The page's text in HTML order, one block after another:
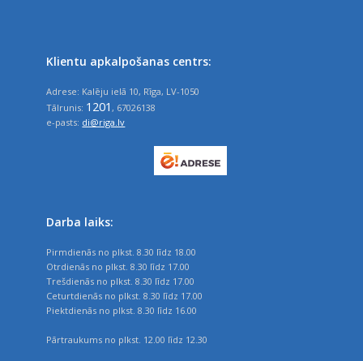
Klientu apkalpošanas centrs:
Adrese: Kalēju ielā 10, Rīga, LV-1050
Tālrunis: 1201 , 67026138
e-pasts: di@riga.lv
Darba laiks:
Pirmdienās no plkst. 8.30 līdz 18.00
Otrdienās no plkst. 8.30 līdz 17.00
Trešdienās no plkst. 8.30 līdz 17.00
Ceturtdienās no plkst. 8.30 līdz 17.00
Piektdienās no plkst. 8.30 līdz 16.00
Pārtraukums no plkst. 12.00 līdz 12.30